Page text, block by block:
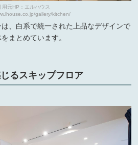
用元HP：エルハウス
gallery/kitchen/
、白系で統一された上品なデザインで
まとめています。
るスキップフロア